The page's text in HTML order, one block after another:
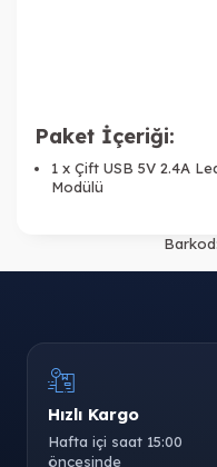
Paket İçeriği:
1 x Çift USB 5V 2.4A
Modülü
Barkod:
Hızlı Kargo
Hafta içi saat 15:00
öncesinde